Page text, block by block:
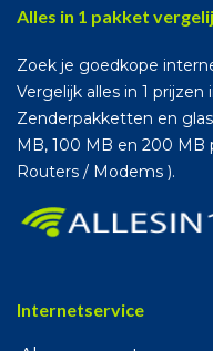
Alles in 1 pakket
Zoek je goedkope
Vergelijk alles in 1
Zenderpakketten en
MB, 100 MB en 200
Routers / Modems ).
Internetservice